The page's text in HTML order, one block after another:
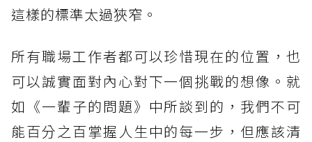
這樣的標準太過狹窄。
所有職場工作者都可以珍惜現在的位置，也
可以誠實面對內心對下一個挑戰的想像。就
如《一輩子的問題》中所談到的，我們不可
能百分之百掌握人生中的每一步，但應該清